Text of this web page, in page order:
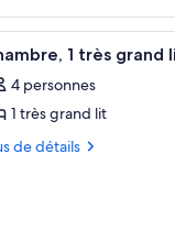
deux tables de
5 1 très
4 personnes
1 très grand lit
de détails